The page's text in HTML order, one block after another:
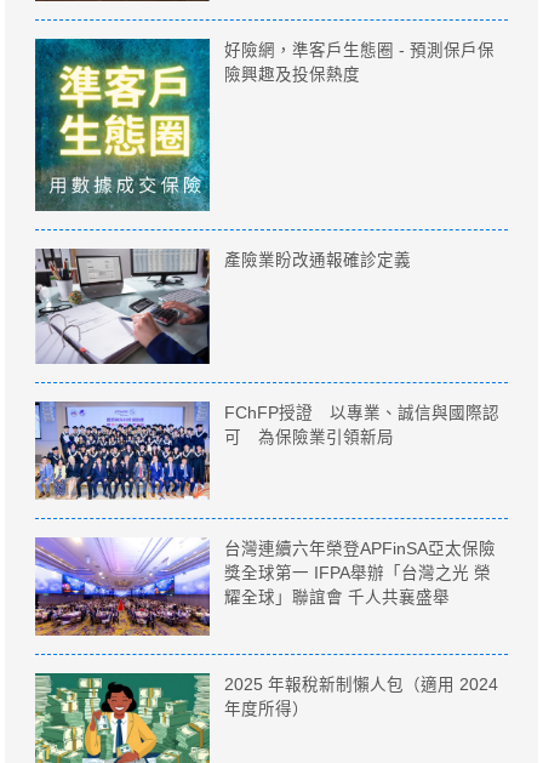
好險網，準客戶生態圈 - 預測保戶保
險興趣及投保熱度
產險業盼改通報確診定義
FChFP授證 以專業、誠信與國際認
可 為保險業引領新局
台灣連續六年榮登APFinSA亞太保險
獎全球第一 IFPA舉辦「台灣之光 榮
耀全球」聯誼會 千人共襄盛舉
2025 年報稅新制懶人包（適用 2024
年度所得）